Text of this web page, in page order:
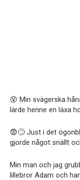
😵 Min svägerska
lärde henne en läxa
😨🙄 Just i det
gjorde något snällt
Min man och jag
lillebror Adam och